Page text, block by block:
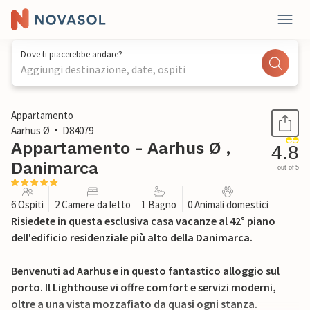
Dove ti piacerebbe andare?
Aggiungi destinazione, date, ospiti
1 / 32
Appartamento
Aarhus Ø
D84079
Appartamento - Aarhus Ø ,
Danimarca
4.8
out of 5
6 Ospiti 2 Camere da letto 1 Bagno 0 Animali domestici
Risiedete in questa esclusiva casa vacanze al 42° piano
dell'edificio residenziale più alto della Danimarca.
Benvenuti ad Aarhus e in questo fantastico alloggio sul
porto. Il Lighthouse vi offre comfort e servizi moderni,
oltre a una vista mozzafiato da quasi ogni stanza.